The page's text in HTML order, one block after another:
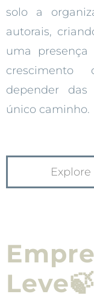
solo a
autorais,
uma
depender
único caminho.
Leve🍃